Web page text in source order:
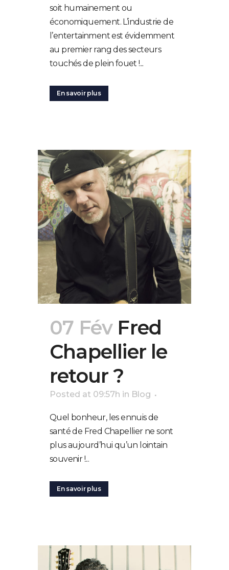
soit humainement ou
économiquement. L’industrie de
l’entertainment est évidemment
au premier rang des secteurs
touchés de plein fouet !...
En savoir plus
07 Fév Fred
Chapellier le
retour ?
Posted at 09:57h in Blog
Quel bonheur, les ennuis de
santé de Fred Chapellier ne sont
plus aujourd’hui qu’un lointain
souvenir !...
En savoir plus